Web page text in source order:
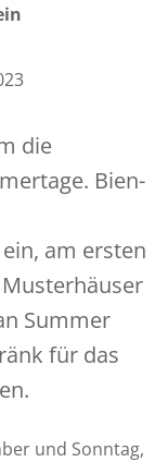
die
Bien-
am ersten
Summer
für das
und Sonntag,